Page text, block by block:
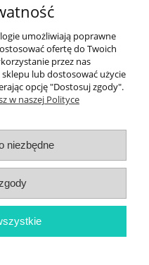
i negatywne). Nie
którzy kupili dany
umożliwiają poprawne
ofertę do Twoich
przez nas
lub dostosować użycie
opcję "Dostosuj zgody".
w naszej Polityce
niezbędne